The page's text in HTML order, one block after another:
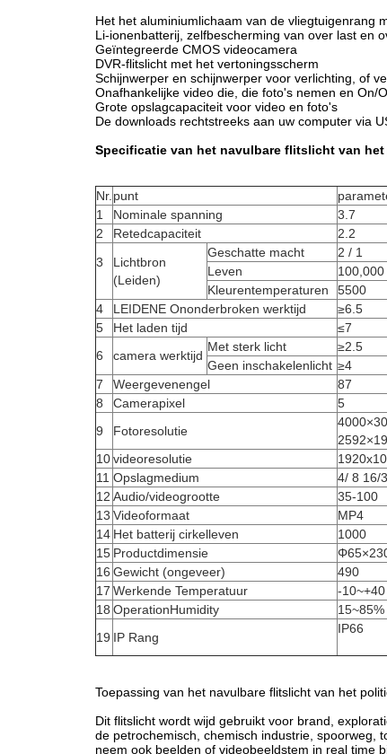
Het het aluminiumlichaam van de vliegtuigenrang
Li-ionenbatterij, zelfbescherming van over last en
Geïntegreerde CMOS videocamera
DVR-flitslicht met het vertoningsscherm
Schijnwerper en schijnwerper voor verlichting, of
Onafhankelijke video die, die foto's nemen en On/
Grote opslagcapaciteit voor video en foto's
De downloads rechtstreeks aan uw computer via
Specificatie van het navulbare flitslicht van
Nr. punt
1
Nominale spanning 3.7
2
Retedcapaciteit 2.2
3
Lichtbron
(Leiden)
Geschatte macht 2 / 1
Leven
100,000
Kleurentemperaturen
5500
4
LEIDENE Ononderbroken werktijd
≥6.5
5 Het laden tijd
≤7
6
camera werktijd
Met sterk licht
≥2.5
Geen inschakelenlicht ≥4
7
Weergevenengel 87
8
Camerapixel 5
9
Fotoresolutie
10videoresolutie
11 Opslagmedium 4/ 8 16/
12 Audio/videogrootte 35-100
13 Videoformaat
MP4
14 Het batterij cirkelleven 1000
15 Productdimensie
16 Gewicht (ongeveer) 490
17 Werkende Temperatuur -10~+40
18 OperationHumidity 15~85%
19 IP Rang
IP66
Toepassing van het navulbare flitslicht van het
Dit flitslicht wordt wijd gebruikt voor brand,
de petrochemisch, chemisch industrie, spoorweg,
neem ook beelden of videobeeldstem in real time